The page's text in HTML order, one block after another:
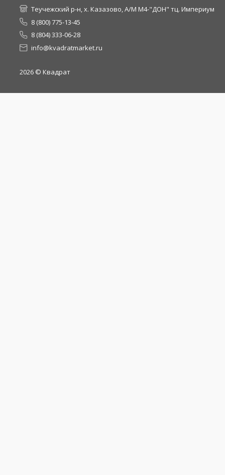
Теучежский р-н, х. Казазово, А/М М4-"ДОН" тц. Империум
8 (800) 775-13-45
8 (804) 333-06-28
info@kvadratmarket.ru
2026 © Квадрат